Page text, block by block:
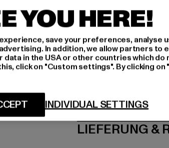
Art.Nr: DS-SH-020-
Hersteller: Dropsize
Motzener Straße 6 |
LIEFERUNG &
YOU HERE!
save your preferences, analyse
In addition, we allow partners to
in the USA or other countries which do
click on "Custom settings". By clicking
INDIVIDUAL SETTINGS